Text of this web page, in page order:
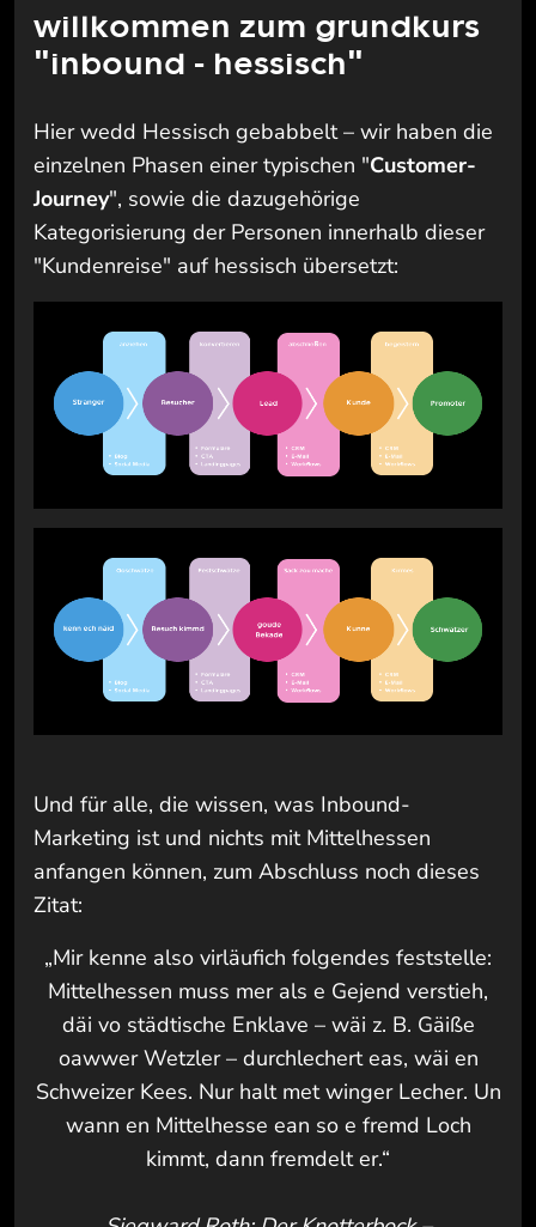
willkommen zum grundkurs
"inbound - hessisch"
Hier wedd Hessisch gebabbelt – wir haben die
einzelnen Phasen einer typischen "Customer-
Journey", sowie die dazugehörige
Kategorisierung der Personen innerhalb dieser
"Kundenreise" auf hessisch übersetzt:
Und für alle, die wissen, was Inbound-
Marketing ist und nichts mit Mittelhessen
anfangen können, zum Abschluss noch dieses
Zitat:
„Mir kenne also virläufich folgendes feststelle:
Mittelhessen muss mer als e Gejend verstieh,
däi vo städtische Enklave – wäi z. B. Gäiße
oawwer Wetzler – durchlechert eas, wäi en
Schweizer Kees. Nur halt met winger Lecher. Un
wann en Mittelhesse ean so e fremd Loch
kimmt, dann fremdelt er.“